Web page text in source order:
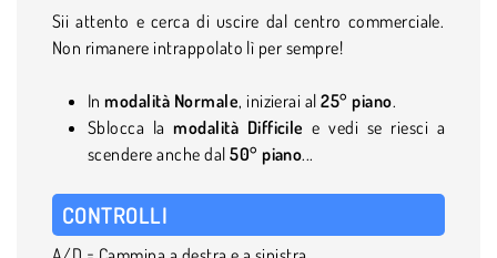
Sii attento e cerca di uscire dal centro commerciale.
Non rimanere intrappolato lì per sempre!
Inmodalità Normale, inizierai al25° piano.
Sblocca lamodalità Difficile e vedi se riesci a
scendere anche dal50° piano...
CONTROLLI